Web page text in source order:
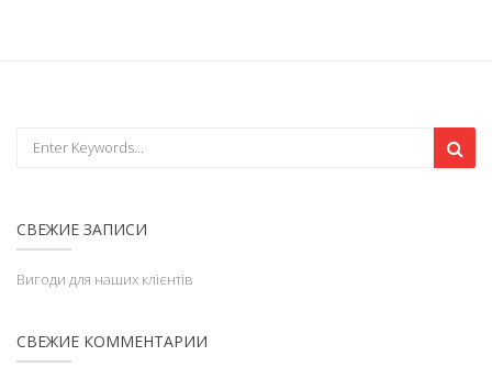
СВЕЖИЕ ЗАПИСИ
Вигоди для наших клієнтів
СВЕЖИЕ КОММЕНТАРИИ